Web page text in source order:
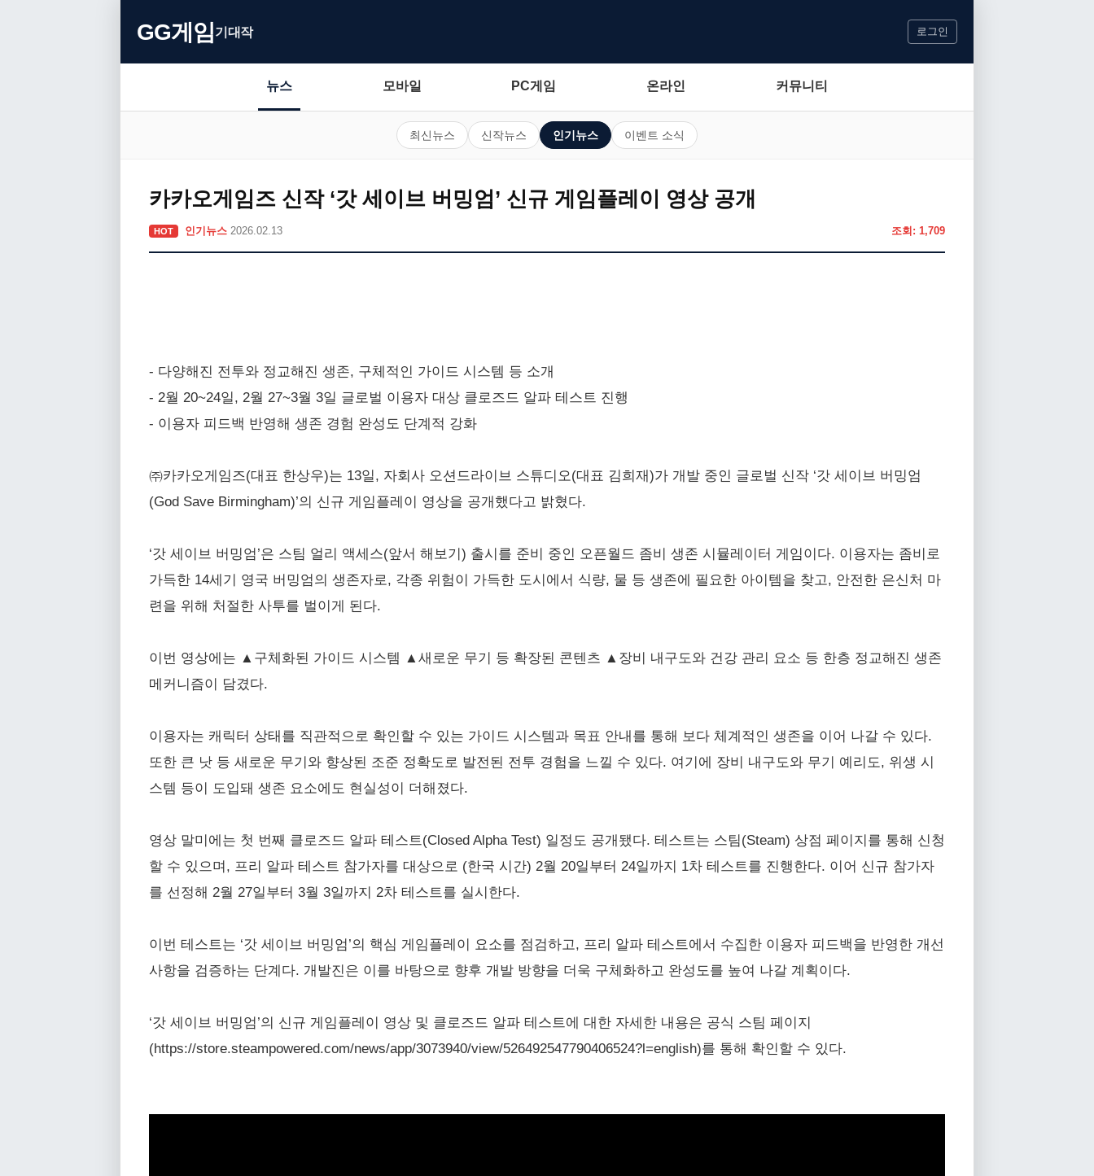
GG게임기대작 로그인
뉴스 모바일 PC게임 온라인 커뮤니티
최신뉴스 신작뉴스 인기뉴스 이벤트 소식
카카오게임즈 신작 ‘갓 세이브 버밍엄’ 신규 게임플레이 영상 공개
HOT 인기뉴스 2026.02.13 조회: 1,709
- 다양해진 전투와 정교해진 생존, 구체적인 가이드 시스템 등 소개
- 2월 20~24일, 2월 27~3월 3일 글로벌 이용자 대상 클로즈드 알파 테스트 진행
- 이용자 피드백 반영해 생존 경험 완성도 단계적 강화
㈜카카오게임즈(대표 한상우)는 13일, 자회사 오션드라이브 스튜디오(대표 김희재)가 개발 중인 글로벌 신작 ‘갓 세이브 버밍엄
(God Save Birmingham)’의 신규 게임플레이 영상을 공개했다고 밝혔다.
‘갓 세이브 버밍엄’은 스팀 얼리 액세스(앞서 해보기) 출시를 준비 중인 오픈월드 좀비 생존 시뮬레이터 게임이다. 이용자는 좀비로
가득한 14세기 영국 버밍엄의 생존자로, 각종 위험이 가득한 도시에서 식량, 물 등 생존에 필요한 아이템을 찾고, 안전한 은신처 마
련을 위해 처절한 사투를 벌이게 된다.
이번 영상에는 ▲구체화된 가이드 시스템 ▲새로운 무기 등 확장된 콘텐츠 ▲장비 내구도와 건강 관리 요소 등 한층 정교해진 생존
메커니즘이 담겼다.
이용자는 캐릭터 상태를 직관적으로 확인할 수 있는 가이드 시스템과 목표 안내를 통해 보다 체계적인 생존을 이어 나갈 수 있다.
또한 큰 낫 등 새로운 무기와 향상된 조준 정확도로 발전된 전투 경험을 느낄 수 있다. 여기에 장비 내구도와 무기 예리도, 위생 시
스템 등이 도입돼 생존 요소에도 현실성이 더해졌다.
영상 말미에는 첫 번째 클로즈드 알파 테스트(Closed Alpha Test) 일정도 공개됐다. 테스트는 스팀(Steam) 상점 페이지를 통해 신청
할 수 있으며, 프리 알파 테스트 참가자를 대상으로 (한국 시간) 2월 20일부터 24일까지 1차 테스트를 진행한다. 이어 신규 참가자
를 선정해 2월 27일부터 3월 3일까지 2차 테스트를 실시한다.
이번 테스트는 ‘갓 세이브 버밍엄’의 핵심 게임플레이 요소를 점검하고, 프리 알파 테스트에서 수집한 이용자 피드백을 반영한 개선
사항을 검증하는 단계다. 개발진은 이를 바탕으로 향후 개발 방향을 더욱 구체화하고 완성도를 높여 나갈 계획이다.
‘갓 세이브 버밍엄’의 신규 게임플레이 영상 및 클로즈드 알파 테스트에 대한 자세한 내용은 공식 스팀 페이지
(https://store.steampowered.com/news/app/3073940/view/526492547790406524?l=english)를 통해 확인할 수 있다.